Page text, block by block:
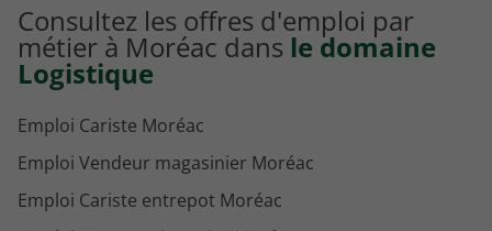
Consultez les offres d'emploi par
métier à Moréac dans le domaine
Logistique
Emploi Cariste Moréac
Emploi Vendeur magasinier Moréac
Emploi Cariste entrepot Moréac